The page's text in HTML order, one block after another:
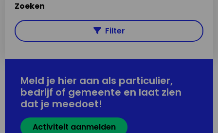
Zoeken
Filter
Meld je hier aan als particulier,
bedrijf of gemeente en laat zien
dat je meedoet!
Activiteit aanmelden